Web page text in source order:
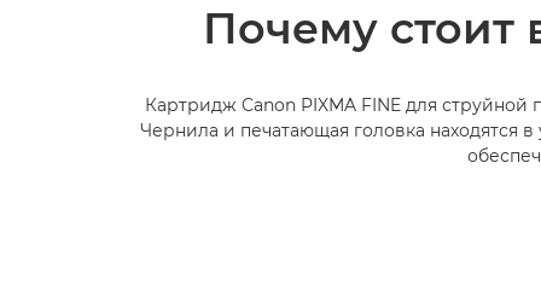
Почему стоит
Картридж Canon PIXMA FINE для
Чернила и печатающая головка находятся